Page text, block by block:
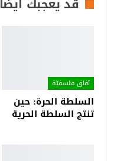
آفاق فلسفيّة‎
السلطة الحرة: حين
تنتج السلطة الحرية